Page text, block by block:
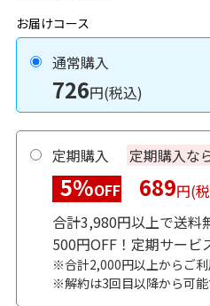
お届けコース
通常購入
726円(税込)
定期購入 定期購入な
5%OFF 689円(
合計3,980円以上で送料
500円OFF！定期サービ
※合計2,000円以上からご
※解約は3回目以降から可